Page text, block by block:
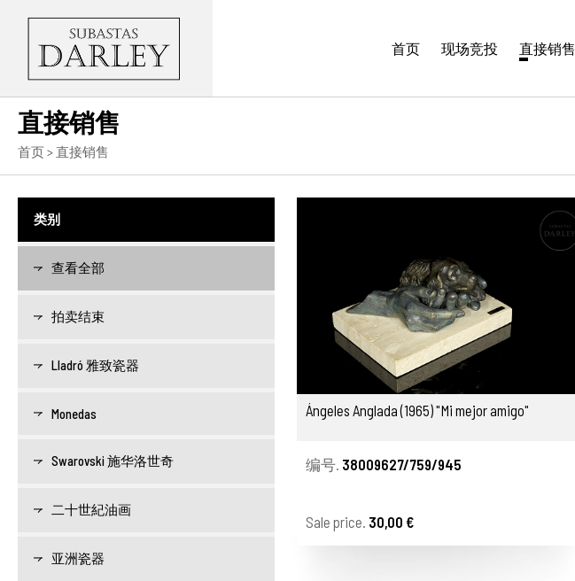
首页 现场竞投 直接销售
直接销售
首页> 直接销售
类别
查看全部
拍卖结束
Lladró 雅致瓷器
Monedas
Swarovski 施华洛世奇
二十世紀油画
亚洲瓷器
Ángeles Anglada (1965) "Mi mejor amigo"
编号. 38009627/759/945
Sale price. 30,00 €